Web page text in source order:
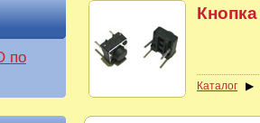
по
Каталог